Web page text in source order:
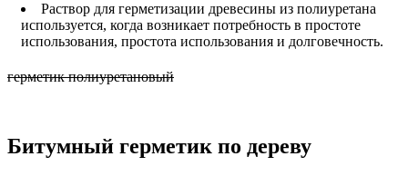
Раствор для герметизации древесины из полиуретана
используется, когда возникает потребность в простоте
использования, простота использования и долговечность.
герметик полиуретановый
Битумный герметик по дереву